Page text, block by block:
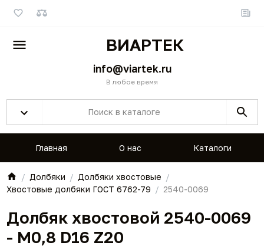
ВИАРТЕК
info@viartek.ru
В любое время
Главная О нас Каталоги
Долбяки
Долбяки хвостовые
Хвостовые долбяки ГОСТ 6762-79
2540-0069
Долбяк хвостовой 2540-0069
- M0,8 D16 Z20